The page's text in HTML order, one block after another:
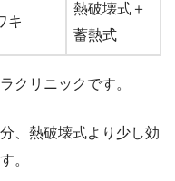
キ
熱破壊式＋
蓄熱式
クリニックです。
、熱破壊式より少し効
。